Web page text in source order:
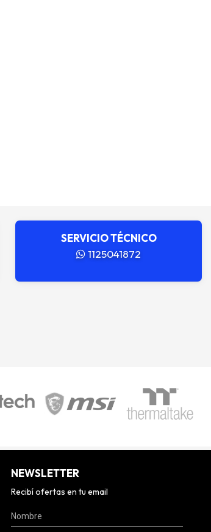
SERVICIO TÉCNICO
1125041872
NEWSLETTER
Recibí ofertas en tu email